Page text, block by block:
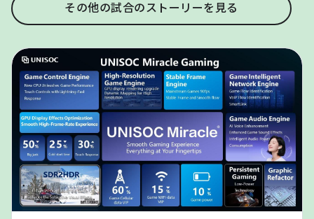
その他の試合のストーリーを見る